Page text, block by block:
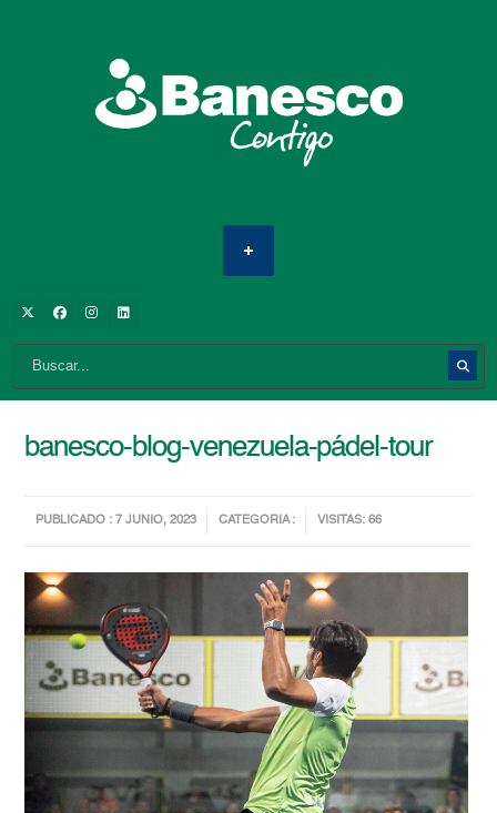
banesco-blog-venezuela-pádel-tour
PUBLICADO : 7 JUNIO, 2023 CATEGORIA : VISITAS: 66